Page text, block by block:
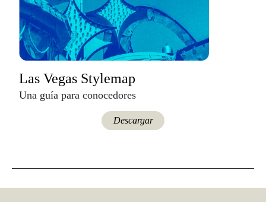
Las Vegas Stylemap
Una guía para conocedores
Descargar